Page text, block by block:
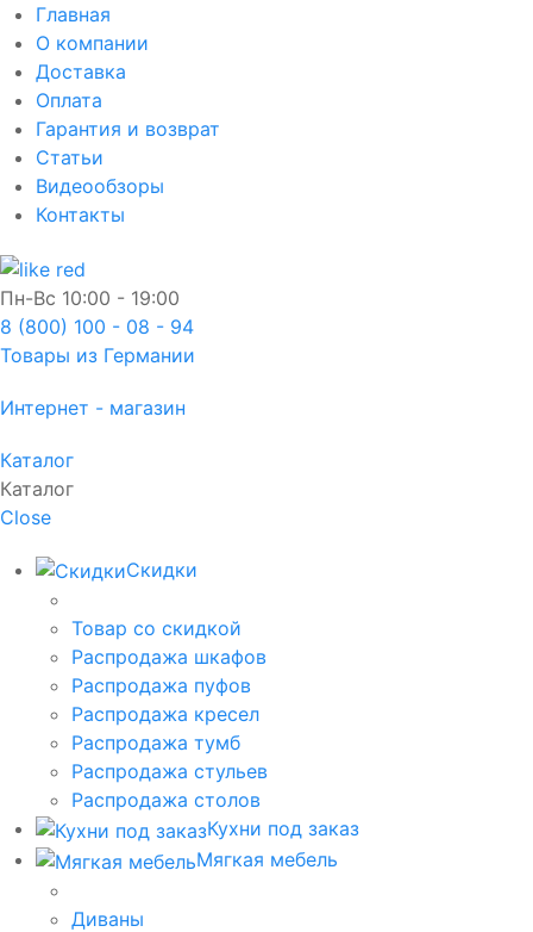
Главная
О компании
Доставка
Оплата
Гарантия и возврат
Статьи
Видеообзоры
Контакты
Пн-Вс 10:00 - 19:00
8 (800) 100 - 08 - 94
Товары из Германии
Интернет - магазин
Каталог
Каталог
Close
Скидки
Товар со скидкой
Распродажа шкафов
Распродажа пуфов
Распродажа кресел
Распродажа тумб
Распродажа стульев
Распродажа столов
Кухни под заказ
Мягкая мебель
Диваны